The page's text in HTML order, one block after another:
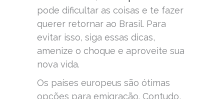
pode dificultar as coisas e te fazer
querer retornar ao Brasil. Para
evitar isso, siga essas dicas,
amenize o choque e aproveite sua
nova vida.
Os países europeus são ótimas
opções para emigração. Contudo,